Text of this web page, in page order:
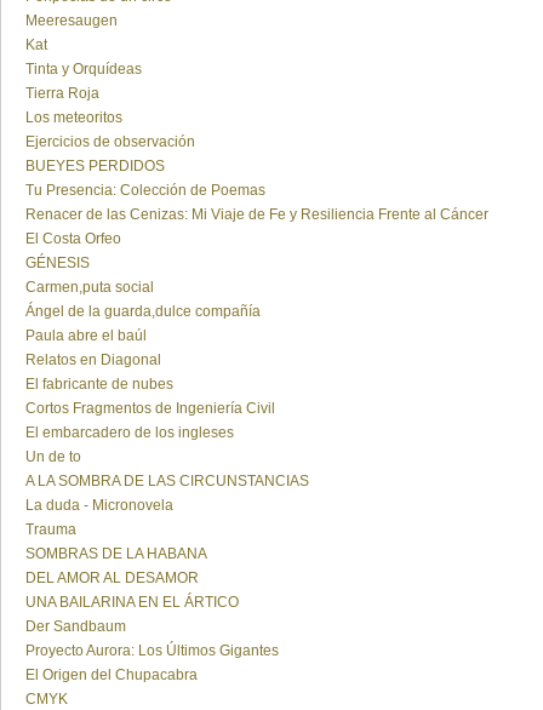
Meeresaugen
Kat
Tinta y Orquídeas
Tierra Roja
Los meteoritos
Ejercicios de observación
BUEYES PERDIDOS
Tu Presencia: Colección de Poemas
Renacer de las Cenizas: Mi Viaje de Fe y Resiliencia Frente al Cáncer
El Costa Orfeo
GÉNESIS
Carmen,puta social
Ángel de la guarda,dulce compañía
Paula abre el baúl
Relatos en Diagonal
El fabricante de nubes
Cortos Fragmentos de Ingeniería Civil
El embarcadero de los ingleses
Un de to
A LA SOMBRA DE LAS CIRCUNSTANCIAS
La duda - Micronovela
Trauma
SOMBRAS DE LA HABANA
DEL AMOR AL DESAMOR
UNA BAILARINA EN EL ÁRTICO
Der Sandbaum
Proyecto Aurora: Los Últimos Gigantes
El Origen del Chupacabra
CMYK